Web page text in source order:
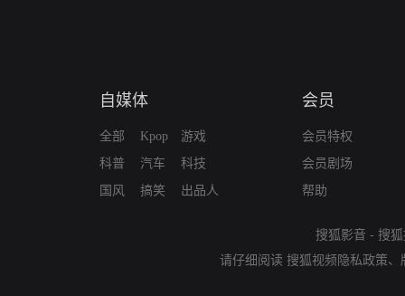
自媒体
全部
科普
国风
Kpop
汽车
搞笑
游戏
科技
出品人
会员
会员特权
会员剧场
帮助
搜狐影音 - 搜
请仔细阅读 搜狐视频隐私政策、